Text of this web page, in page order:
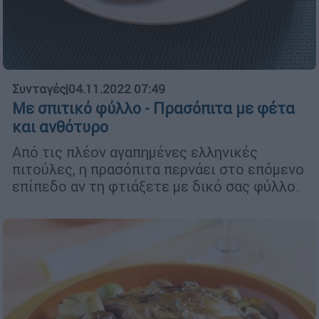
Συνταγές|04.11.2022 07:49
Με σπιτικό φύλλο - Πρασόπιτα με φέτα
και ανθότυρο
Από τις πλέον αγαπημένες ελληνικές
πιτούλες, η πρασόπιτα περνάει στο επόμενο
επίπεδο αν τη φτιάξετε με δικό σας φύλλο.